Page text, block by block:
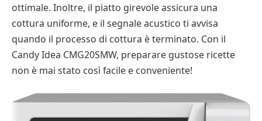
ottimale. Inoltre, il piatto girevole assicura una
cottura uniforme, e il segnale acustico ti avvisa
quando il processo di cottura è terminato. Con il
Candy Idea CMG20SMW, preparare gustose ricette
non è mai stato così facile e conveniente!